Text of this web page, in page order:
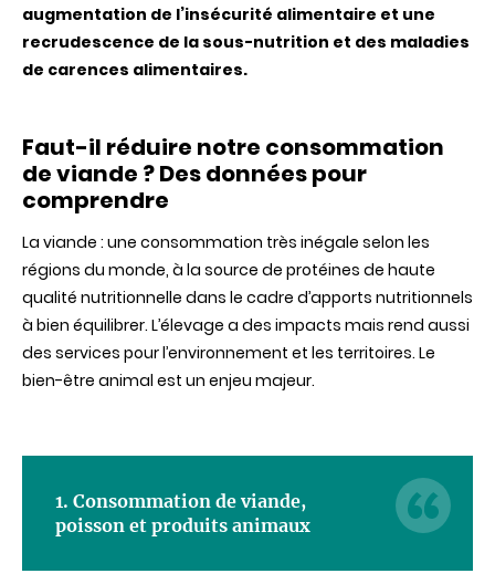
augmentation de l’insécurité alimentaire et une
recrudescence de la sous-nutrition et des maladies
de carences alimentaires.
Faut-il réduire notre consommation
de viande ? Des données pour
comprendre
La viande : une consommation très inégale selon les
régions du monde, à la source de protéines de haute
qualité nutritionnelle dans le cadre d’apports nutritionnels
à bien équilibrer. L’élevage a des impacts mais rend aussi
des services pour l’environnement et les territoires. Le
bien-être animal est un enjeu majeur.
1. Consommation de viande,
poisson et produits animaux